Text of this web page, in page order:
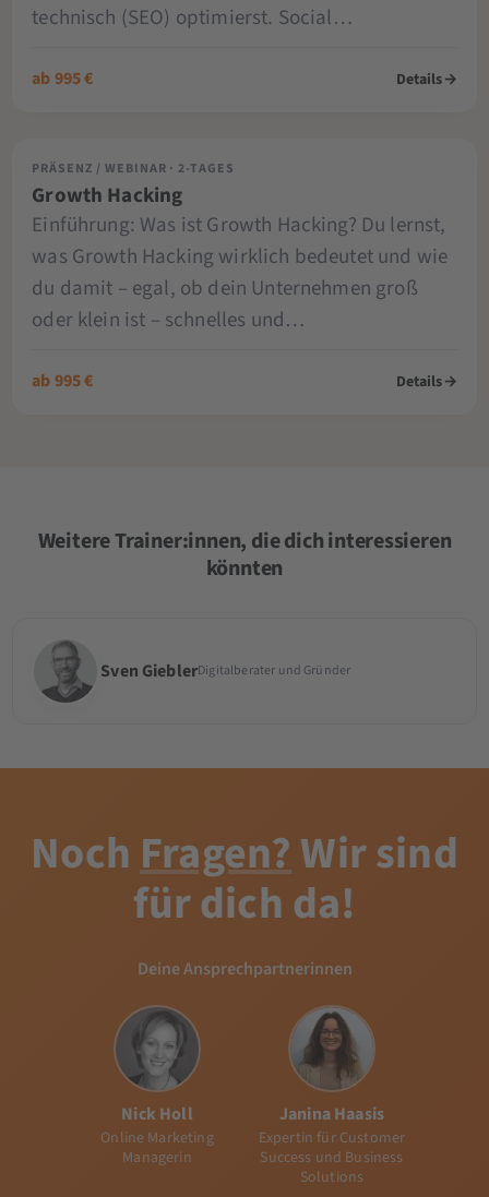
technisch (SEO) optimierst. Social…
ab 995 € Details→
PRÄSENZ / WEBINAR · 2-TAGES
Growth Hacking
Einführung: Was ist Growth Hacking? Du lernst,
was Growth Hacking wirklich bedeutet und wie
du damit – egal, ob dein Unternehmen groß
oder klein ist – schnelles und…
ab 995 € Details→
Weitere Trainer:innen, die dich interessieren
könnten
Sven GieblerDigitalberater und Gründer
NochFragen?Wir sind
für dich da!
Deine Ansprechpartnerinnen
Nick Holl
Online Marketing
Managerin
Janina Haasis
Expertin für Customer
Success und Business
Solutions